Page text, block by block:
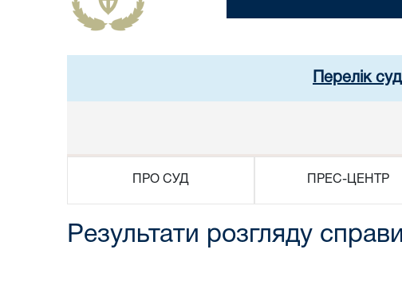
Перелік
ПРО СУД ПРЕС-ЦЕНТР
Результати розгляду